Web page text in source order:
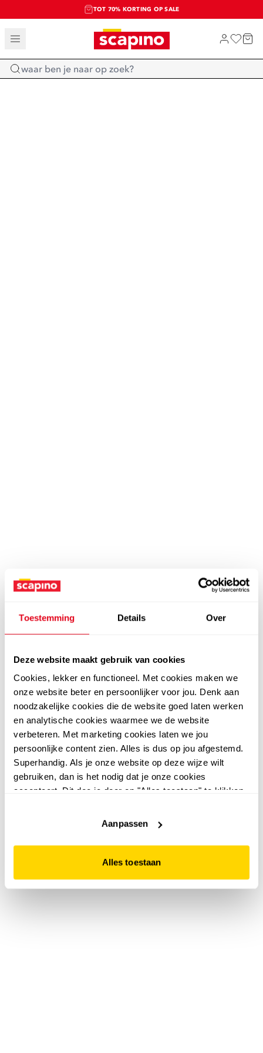
Toestemming Details Over
Deze website maakt gebruik van cookies
Cookies, lekker en functioneel. Met cookies maken we
onze website beter en persoonlijker voor jou. Denk aan
noodzakelijke cookies die de website goed laten werken
en analytische cookies waarmee we de website
verbeteren. Met marketing cookies laten we jou
persoonlijke content zien. Alles is dus op jou afgestemd.
Superhandig. Als je onze website op deze wijze wilt
gebruiken, dan is het nodig dat je onze cookies
accepteert. Dit doe je door op "Alles toestaan" te klikken.
website niet optimaal functioneert.
Aanpassen
Alles toestaan
TOT 70% KORTING OP SALE
SALE: LAATSTE KANS!
SHOP NIEUW
Home